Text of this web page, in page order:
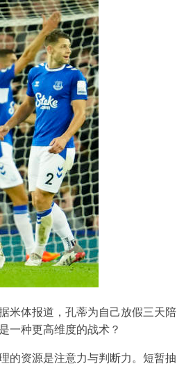
米体报道，孔蒂为自己放假三天陪
一种更高维度的战术？
的资源是注意力与判断力。短暂抽